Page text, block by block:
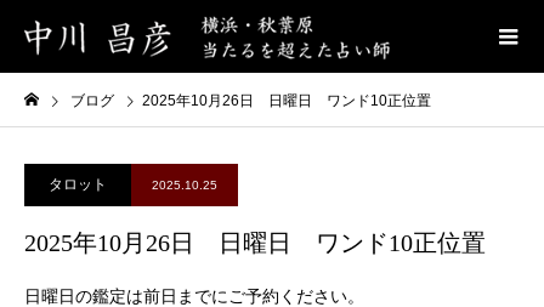
ブログ 2025年10月26日 日曜日 ワンド10正位置
タロット 2025.10.25
2025年10月26日 日曜日 ワンド10正位置
日曜日の鑑定は前日までにご予約ください。